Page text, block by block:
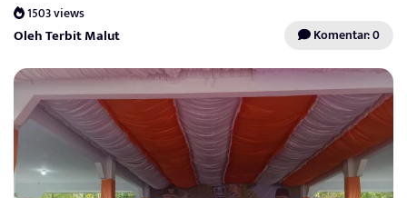
1503 views
Oleh Terbit Malut Komentar: 0